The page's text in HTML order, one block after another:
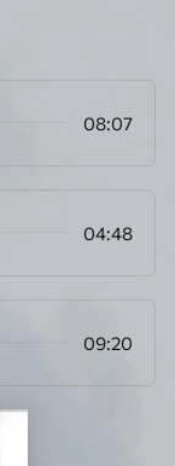
08:07
04:48
09:20